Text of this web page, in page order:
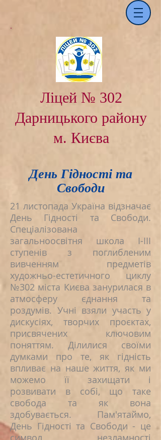
Ліцей № 302
Дарницького району
м. Києва
​День Гідності та
Свободи
21 листопада Україна відзначає
День Гідності та Свободи.
Спеціалізована
загальноосвітня школа І-ІІІ
ступенів з поглибленим
вивченням предметів
художньо-естетичного циклу
№302 міста Києва занурилася в
атмосферу єднання та
роздумів. Учні взяли участь у
дискусіях, творчих проєктах,
присвячених ключовим
поняттям. ️Ділилися своїми
думками про те, як гідність
впливає на наше життя, як ми
можемо її захищати і
розвивати в собі, що таке
свобода та як вона
здобувається. Пам'ятаймо,
День Гідності та Свободи - це
символ незламності